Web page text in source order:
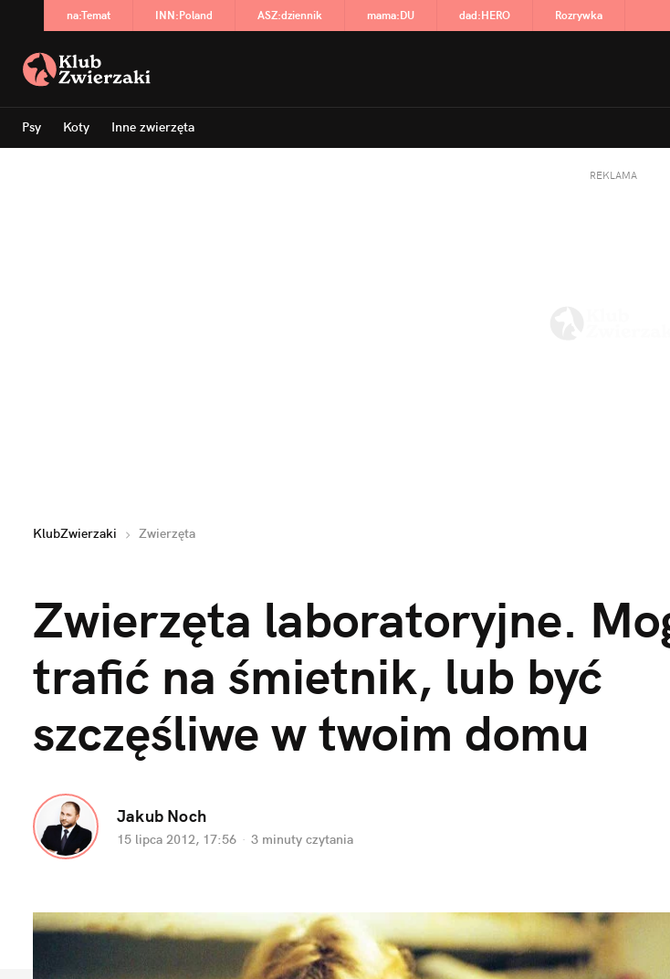
na:Temat INN:Poland ASZ:dziennik mama:DU dad:HERO Rozrywka
Psy Koty Inne zwierzęta
REKLAMA
KlubZwierzaki Zwierzęta
Zwierzęta laboratoryjne.
trafić na śmietnik, lub być
szczęśliwe w twoim domu
Jakub Noch
15 lipca 2012, 17:56 · 3 minuty czytania